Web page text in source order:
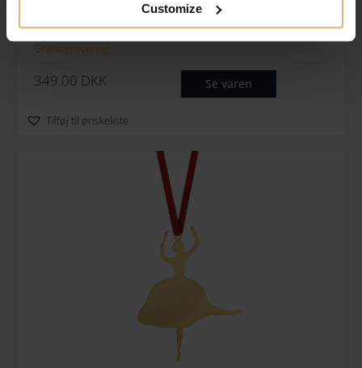
Customize
Nordahl Andersen Sparebøsse Elefant M.
Blå Ører
Gratis gravering
349.00 DKK Se varen
Tilføj til ønskeliste